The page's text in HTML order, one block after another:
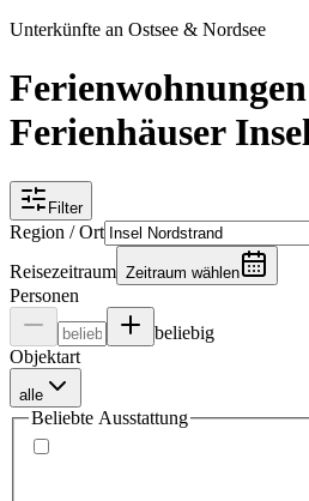
Unterkünfte an Ostsee & Nordsee
Ferienhäuser
Filter
Region / Ort
Reisezeitraum Zeitraum wählen
Personen
beliebig
Objektart
alle
Beliebte Ausstattung